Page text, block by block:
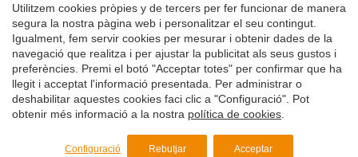
Inici Comprar Llogar
Administració de finques
Contacte
Copyright © 2026 Urbe Grup Associats
Avís legal
Política de Cookies
byiEstrategic
Utilitzem cookies pròpies y de tercers per fer funcionar de manera
segura la nostra pàgina web i personalitzar el seu contingut.
Igualment, fem servir cookies per mesurar i obtenir dades de la
navegació que realitza i per ajustar la publicitat als seus gustos i
preferències. Premi el botó "Acceptar totes" per confirmar que ha
llegit i acceptat l'informació presentada. Per administrar o
deshabilitar aquestes cookies faci clic a "Configuració". Pot
obtenir més informació a la nostra política de cookies
Configuració Rebutjar Acceptar
Guardar configuració Acceptar totes